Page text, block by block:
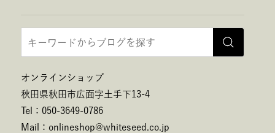
オンラインショップ
秋田県秋田市広面字土手下13-4
Tel：050-3649-0786
Mail：onlineshop@whiteseed.co.jp